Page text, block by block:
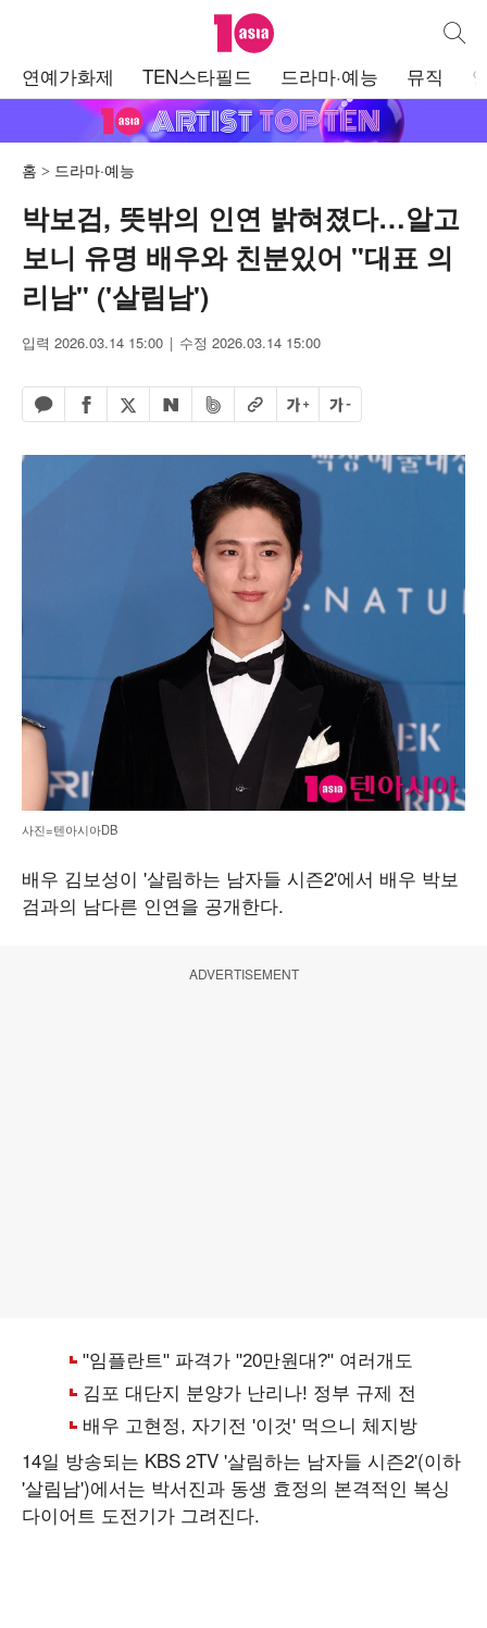
텐아시아 통합
연예가화제 TEN스타필드 드라마·예능 뮤직
홈 드라마·예능
박보검, 뜻밖의 인연 밝혀졌다…알고
보니 유명 배우와 친분있어 "대표 의
리남" ('살림남')
입력 2026.03.14 15:00 수정 2026.03.14 15:00
카카오톡 공유하기
페이스북 공유하기
엑스 공유하기
네이버 공유하기
밴드 공유하기
URL복사글자 크게글자 작게
사진=텐아시아DB
배우 김보성이 '살림하는 남자들 시즌2'에서 배우 박보
검과의 남다른 인연을 공개한다.
ADVERTISEMENT
14일 방송되는 KBS 2TV '살림하는 남자들 시즌2'(이하
'살림남')에서는 박서진과 동생 효정의 본격적인 복싱
다이어트 도전기가 그려진다.